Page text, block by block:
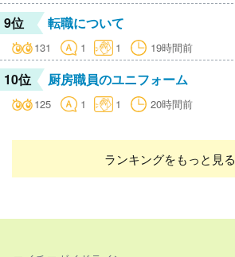
9位 転職について
131 1 1 19時間前
10位 厨房職員のユニフォーム
125 1 1 20時間前
ランキングをもっと見る